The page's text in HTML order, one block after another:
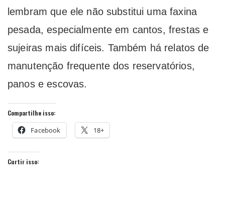
lembram que ele não substitui uma faxina
pesada, especialmente em cantos, frestas e
sujeiras mais difíceis. Também há relatos de
manutenção frequente dos reservatórios,
panos e escovas.
Compartilhe isso:
Facebook 18+
Curtir isso: